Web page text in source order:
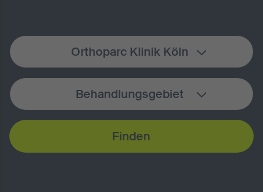
Orthoparc Klinik Köln
Behandlungsgebiet
Finden